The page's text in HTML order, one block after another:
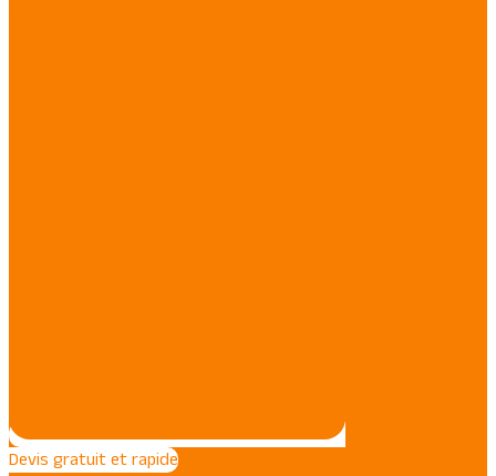
Devis gratuit et rapide